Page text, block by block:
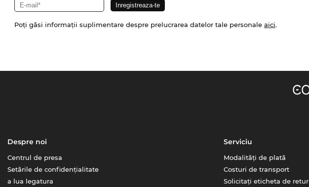
Poți găsi informații suplimentare despre prelucrarea datelor tale personale aici.
Despre noi
Centrul de presa
Setările de confidențialitate
a lua legatura
Serviciu
Modalități de plată
Costuri de transport
Solicitați eticheta de retur